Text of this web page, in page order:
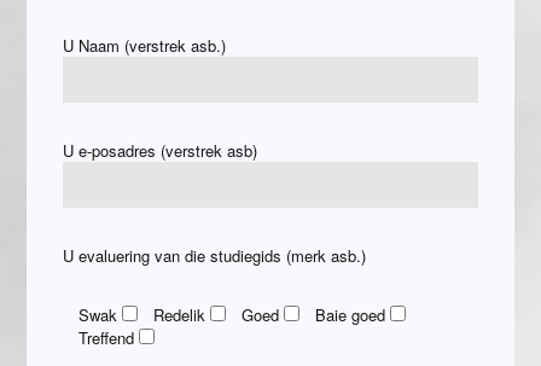
U Naam (verstrek asb.)
U e-posadres (verstrek asb)
U evaluering van die studiegids (merk asb.)
Swak Redelik Goed
Baie goed
Treffend